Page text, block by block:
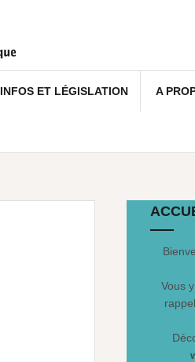
INFOS ET LÉGISLATION A
Vous